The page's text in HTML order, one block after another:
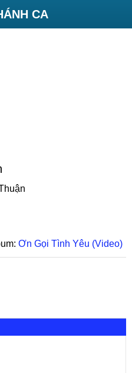
CA
Ơn Gọi Tình Yêu (Video)